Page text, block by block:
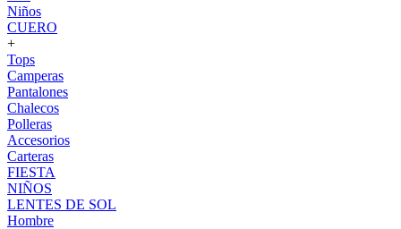
Niños
CUERO
+
Tops
Camperas
Pantalones
Chalecos
Polleras
Accesorios
Carteras
FIESTA
NIÑOS
LENTES DE SOL
Hombre